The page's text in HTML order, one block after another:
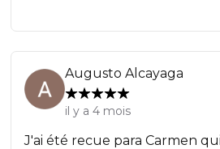
Augusto Alcayaga
il y a 4 mois
J'ai été recue para Carmen